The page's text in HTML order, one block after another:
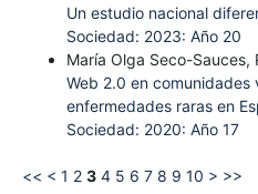
Un estudio nacional
Sociedad: 2023: Año 20
María Olga Seco-Sauces,
Web 2.0 en
enfermedades raras en
Sociedad: 2020: Año 17
<< < 1 2 3 4 5 6 7 8 9 10 > >>